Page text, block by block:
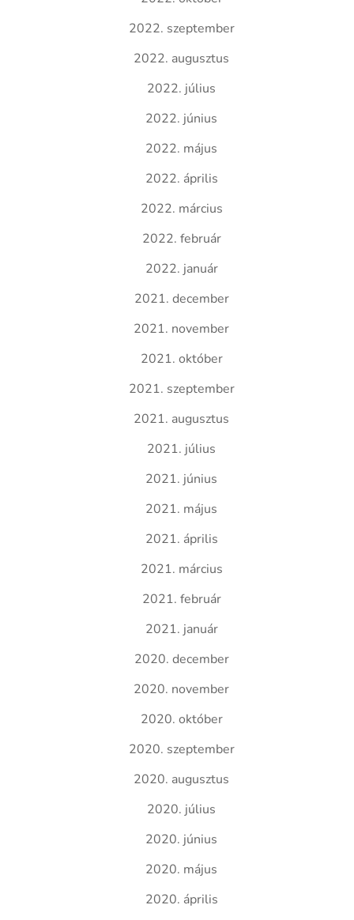
2022. szeptember
2022. augusztus
2022. július
2022. június
2022. május
2022. április
2022. március
2022. február
2022. január
2021. december
2021. november
2021. október
2021. szeptember
2021. augusztus
2021. július
2021. június
2021. május
2021. április
2021. március
2021. február
2021. január
2020. december
2020. november
2020. október
2020. szeptember
2020. augusztus
2020. július
2020. június
2020. május
2020. április